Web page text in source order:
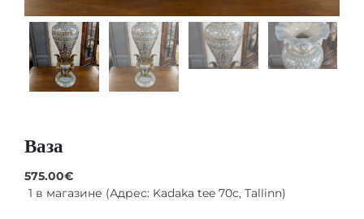
Ваза
575.00€
1 в магазине (Адрес: Kadaka tee 70c, Tallinn)